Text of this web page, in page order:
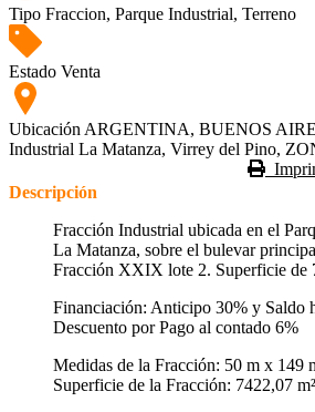
Tipo Fraccion, Parque Industrial, Terreno
Estado Venta
Ubicación ARGENTINA, BUENOS
Industrial La Matanza, Virrey del Pino,
Descripción
Fracción Industrial ubicada en el
La Matanza, sobre el bulevar
Fracción XXIX lote 2. Superficie de
Financiación: Anticipo 30% y Saldo
Descuento por Pago al contado 6%
Medidas de la Fracción: 50 m x 149
Superficie de la Fracción: 7422,07 m²